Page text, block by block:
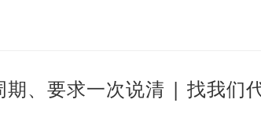
、要求一次说清 | 找我们